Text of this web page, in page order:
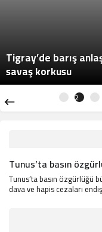
Tigray’de barış
savaş korkusu
2
Tunus’ta basın
Tunus’ta basın özgürlüğü
dava ve hapis cezaları